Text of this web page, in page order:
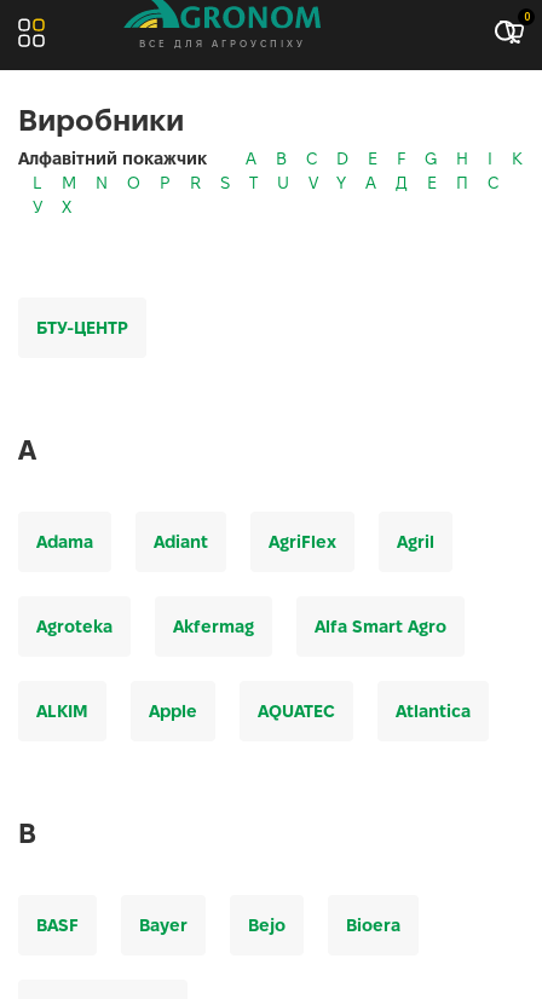
ВСЕ ДЛЯ АГРОУСПІХУ
0
Виробники
Алфавітний покажчик A B C D E F G H I
K
L
M N O P R S T U V Y А Д Е П
С
У
Х
БТУ-ЦЕНТР
A
Adama Adiant AgriFlex Agril
Agroteka Akfermag Alfa Smart Agro
ALKIM Apple AQUATEC Atlantica
B
BASF Bayer Bejo Bioera